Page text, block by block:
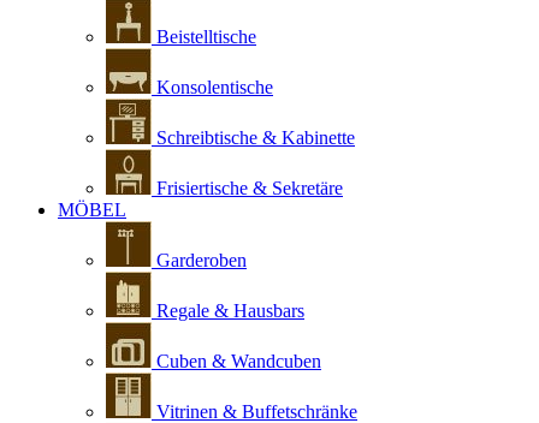
Beistelltische
Konsolentische
Schreibtische & Kabinette
Frisiertische & Sekretäre
MÖBEL
Garderoben
Regale & Hausbars
Cuben & Wandcuben
Vitrinen & Buffetschränke